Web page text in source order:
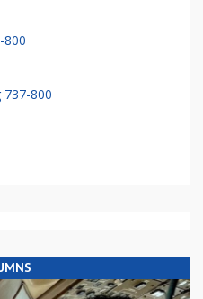
800
800